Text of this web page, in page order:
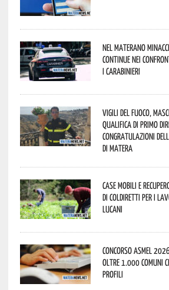
Nel materano
continue nei
i Carabinieri
Vigili del Fuoco,
qualifica di Primo
congratulazioni
di Matera
Case mobili e
di Coldiretti per i
lucani
Concorso Asmel
oltre 1.000 Comuni
profili